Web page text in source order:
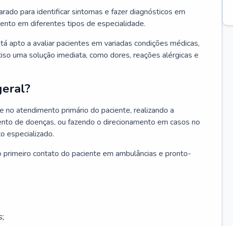
para identificar sintomas e fazer diagnósticos em
em diferentes tipos de especialidade.
apto a avaliar pacientes em variadas condições médicas,
uma solução imediata, como dores, reações alérgicas e
no atendimento primário do paciente, realizando a
de doenças, ou fazendo o direcionamento em casos no
especializado.
contato do paciente em ambulâncias e pronto-